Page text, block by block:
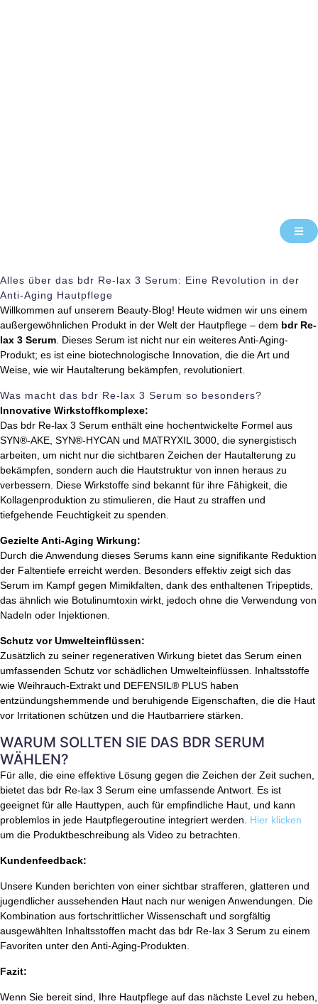
Alles über das bdr Re-lax 3 Serum: Eine Revolution in der
Anti-Aging Hautpflege
Willkommen auf unserem Beauty-Blog! Heute widmen wir uns einem
außergewöhnlichen Produkt in der Welt der Hautpflege – dem bdr Re-
lax 3 Serum. Dieses Serum ist nicht nur ein weiteres Anti-Aging-
Produkt; es ist eine biotechnologische Innovation, die die Art und
Weise, wie wir Hautalterung bekämpfen, revolutioniert.
Was macht das bdr Re-lax 3 Serum so besonders?
Innovative Wirkstoffkomplexe:
Das bdr Re-lax 3 Serum enthält eine hochentwickelte Formel aus
SYN®-AKE, SYN®-HYCAN und MATRYXIL 3000, die synergistisch
arbeiten, um nicht nur die sichtbaren Zeichen der Hautalterung zu
bekämpfen, sondern auch die Hautstruktur von innen heraus zu
verbessern. Diese Wirkstoffe sind bekannt für ihre Fähigkeit, die
Kollagenproduktion zu stimulieren, die Haut zu straffen und
tiefgehende Feuchtigkeit zu spenden.
Gezielte Anti-Aging Wirkung:
Durch die Anwendung dieses Serums kann eine signifikante Reduktion
der Faltentiefe erreicht werden. Besonders effektiv zeigt sich das
Serum im Kampf gegen Mimikfalten, dank des enthaltenen Tripeptids,
das ähnlich wie Botulinumtoxin wirkt, jedoch ohne die Verwendung von
Nadeln oder Injektionen.
Schutz vor Umwelteinflüssen:
Zusätzlich zu seiner regenerativen Wirkung bietet das Serum einen
umfassenden Schutz vor schädlichen Umwelteinflüssen. Inhaltsstoffe
wie Weihrauch-Extrakt und DEFENSIL® PLUS haben
entzündungshemmende und beruhigende Eigenschaften, die die Haut
vor Irritationen schützen und die Hautbarriere stärken.
WARUM SOLLTEN SIE DAS BDR SERUM
WÄHLEN?
Für alle, die eine effektive Lösung gegen die Zeichen der Zeit suchen,
bietet das bdr Re-lax 3 Serum eine umfassende Antwort. Es ist
geeignet für alle Hauttypen, auch für empfindliche Haut, und kann
problemlos in jede Hautpflegeroutine integriert werden. Hier klicken
um die Produktbeschreibung als Video zu betrachten.
Kundenfeedback:
Unsere Kunden berichten von einer sichtbar strafferen, glatteren und
jugendlicher aussehenden Haut nach nur wenigen Anwendungen. Die
Kombination aus fortschrittlicher Wissenschaft und sorgfältig
ausgewählten Inhaltsstoffen macht das bdr Re-lax 3 Serum zu einem
Favoriten unter den Anti-Aging-Produkten.
Fazit:
Wenn Sie bereit sind, Ihre Hautpflege auf das nächste Level zu heben,